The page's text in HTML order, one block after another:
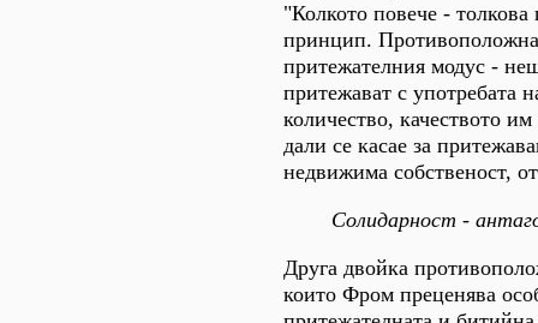
"Колкото повече - толкова
принцип.
притежателния модус -
притежават с употребата
количество, качеството
дали се касае за
недвижима собственост,
Солидарност -
Друга двойка
които Фром преценява